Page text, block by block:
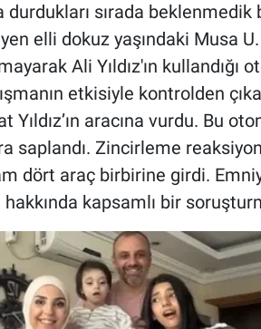
durdukları sırada
elli dokuz yaşındaki Musa
Ali Yıldız'ın
etkisiyle kontrolden
Yıldız’ın aracına vurdu. Bu
saplandı. Zincirleme
dört araç birbirine girdi.
kapsamlı bir